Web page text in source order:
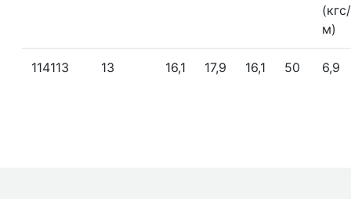
(кгс/
м)
114113 13 16,1 17,9 16,1 50 6,9